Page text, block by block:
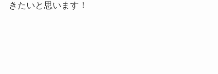
きたいと思います！